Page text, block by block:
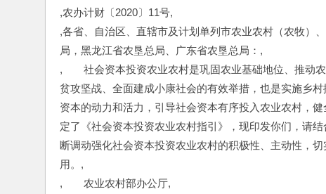
,农办计财〔2020〕11号,
,各省、自治区、直辖市及计划单列市农业农村（农牧）
局，黑龙江省农垦总局、广东省农垦总局：,
,　　社会资本投资农业农村是巩固农业基础地位、推动
贫攻坚战、全面建成小康社会的有效举措，也是实施乡
资本的动力和活力，引导社会资本有序投入农业农村，
定了《社会资本投资农业农村指引》，现印发你们，请
断调动强化社会资本投资农业农村的积极性、主动性，
用。,
,　　农业农村部办公厅,